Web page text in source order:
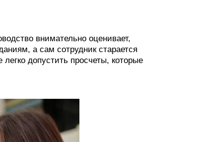
внимательно оценивает,
а сам сотрудник старается
допустить просчеты, которые